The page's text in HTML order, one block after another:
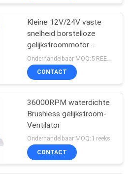
Kleine 12V/24V vaste
snelheid borstelloze
gelijkstroommotor
Waterpomp
laserapparatuur
waterkoelende
CONTACT
36000RPM waterdichte
Brushless gelijkstroom-
Ventilator
Onderhandelbaar MOQ:1 reeks
CONTACT